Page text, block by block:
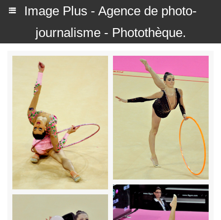
Image Plus - Agence de photo-
journalisme - Photothèque.